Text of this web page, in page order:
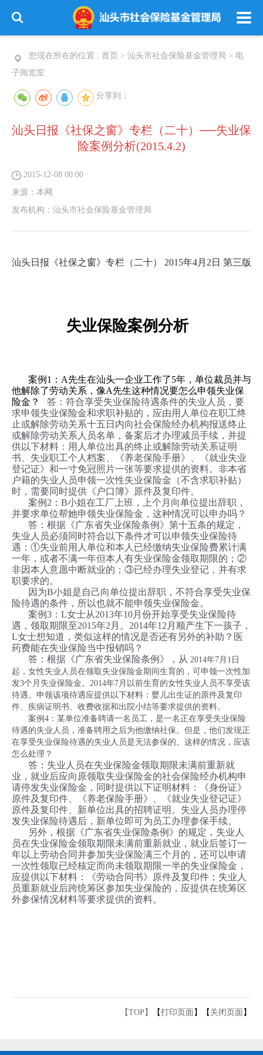
您现在所在的位置 : 首页 > 汕头市社会保险基金管理局 > 电
子阅览室
分享到：
汕头日报《社保之窗》专栏（二十）──失业保
险案例分析(2015.4.2)
2015-12-08 00:00
来源： 本网
发布机构： 汕头市社会保险基金管理局
汕头日报《社保之窗》专栏（二十） 2015年4月 2 日 第三版
失业保险案例分析
案例1：A先生在汕头一企业工作了5年，单位裁员并与
他解除了劳动关系，像A先生这种情况要怎么申领失业保
险金？ 答：符合享受失业保险待遇条件的失业人员，要
求申领失业保险金和求职补贴的，应由用人单位在职工终
止或解除劳动关系十五日内向社会保险经办机构报送终止
或解除劳动关系人员名单，备案后才办理减员手续，并提
供以下材料：用人单位出具的终止或解除劳动关系证明
书、失业职工个人档案、《养老保险手册》、《就业失业
登记证》和一寸免冠照片一张等要求提供的资料。非本省
户籍的失业人员申领一次性失业保险金（不含求职补贴）
时，需要同时提供《户口簿》原件及复印件。
案例 2 ： B小姐在工厂上班，上个月向单位提出辞职，
并要求单位帮她申领失业保险金，这种情况可以申办吗？
答：根据《广东省失业保险条例》第十五条的规定，
失业人员必须同时符合以下条件才可以申领失业保险待
遇：①失业前用人单位和本人已经缴纳失业保险费累计满
一年，或者不满一年但本人有失业保险金领取期限的；②
非因本人意愿中断就业的；③已经办理失业登记，并有求
职要求的。
因为B小姐是自己向单位提出辞职，不符合享受失业保
险待遇的条件，所以也就不能申领失业保险金。
案例3 ： L女士从2013年10月份开始享受失业保险待
遇，领取期限至2015年2 月。 2014年12 月顺产生下一孩子，
L女士想知道，类似这样的情况是否还有另外的补助？医
药费能在失业保险当中报销吗？
答：根据《广东省失业保险条例》，从 2014年7月 1 日
起，女性失业人员在领取失业保险金期间生育的，可申领一次性加
发3个月失业保险金。 2014年7月以前生育的女性失业人员不享受该
待遇。申领该项待遇应提供以下材料：婴儿出生证的原件及复印
件、疾病证明书、收费收据和出院小结等要求提供的资料。
案例 4 ：某单位准备聘请一名员工，是一名正在享受失业保险
待遇的失业人员，准备聘用之后为他缴纳社保。但是，他们发现正
在享受失业保险待遇的失业人员是无法参保的。这样的情况，应该
怎么处理？
答：失业人员在失业保险金领取期限未满前重新就
业，就业后应向原领取失业保险金的社会保险经办机构申
请停发失业保险金，同时提供以下证明材料：《身份证》
原件及复印件、《养老保险手册》、《就业失业登记证》
原件及复印件、新单位出具的招聘证明。失业人员办理停
发失业保险待遇后，新单位即可为员工办理参保手续。
另外，根据《广东省失业保险条例》的规定，失业人
员在失业保险金领取期限未满前重新就业，就业后签订一
年以上劳动合同并参加失业保险满三个月的，还可以申请
一次性领取已经核定而尚未领取期限一半的失业保险金，
应提供以下材料：《劳动合同书》原件及复印件；失业人
员重新就业后跨统筹区参加失业保险的，应提供在统筹区
外参保情况材料等要求提供的资料。
【TOP】 【打印页面 】【 关闭页面 】